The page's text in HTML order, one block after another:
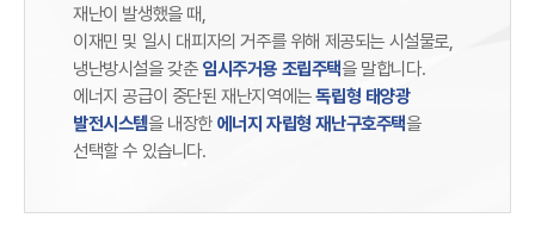
재난이 발생했을 때,
이재민 및 일시 대피자의 거주를 위해 제공되는 시설물로,
냉난방시설을 갖춘 임시주거용 조립주택을 말합니다.
에너지 공급이 중단된 재난지역에는독립형 태양광
발전시스템을 내장한 에너지 자립형 재난구호주택을
선택할 수 있습니다.